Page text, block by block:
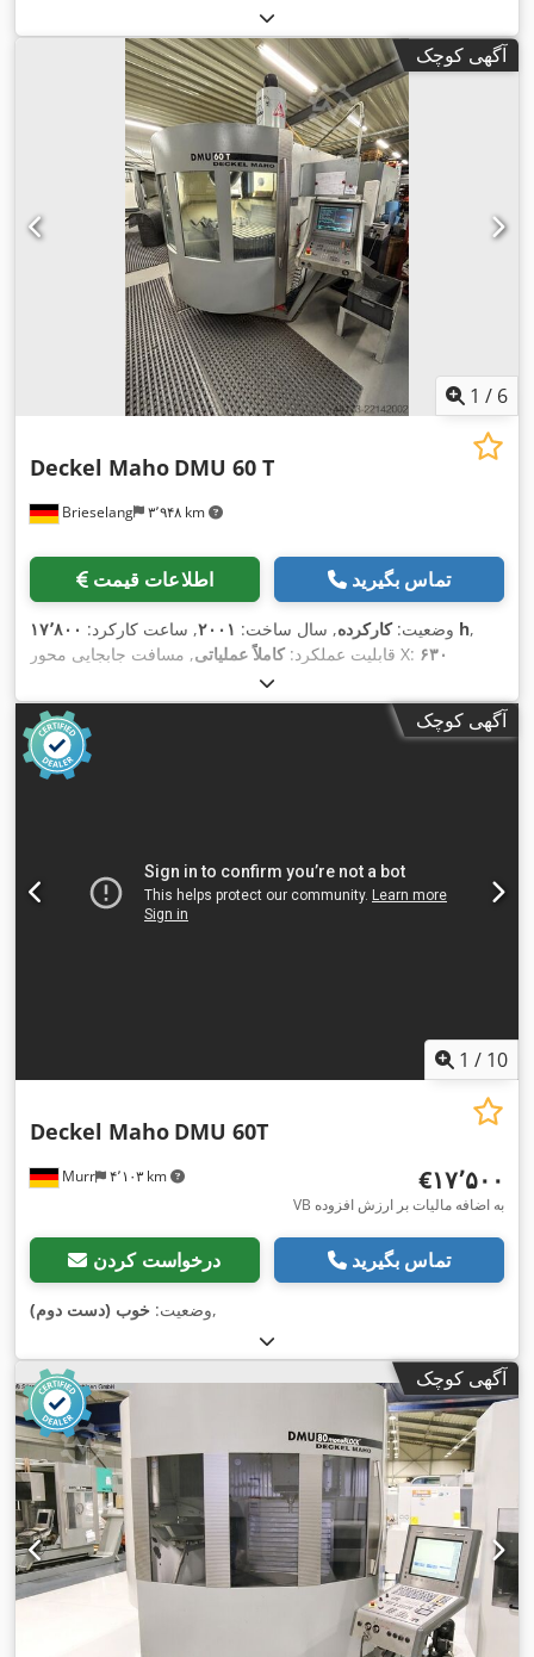
آگهی کوچک
1 / 6
Brieselang ۳٬۹۴۸ km
Deckel Maho DMU 60 T
اطلاعات قیمت تماس بگیرید
وضعیت:کارکرده, سال ساخت: ۲۰۰۱, ساعت کارکرد: ۱۷٬۸۰۰ h,
قابلیت عملکرد:کاملاً عملیاتی , مسافت جابجایی محور X: ۶۳۰
, مسافت حرکت محور Y:
محور Z:
۵۶۰ میلی‌متر, تولیدکننده کنترلر:Heidenhain
, مدل کنترلر:
TNC 430
, عرض میز:
۱۲٬۰۰۰ دور/
آگهی کوچک
1 / 10
Murr ۴٬۱۰۳ km
Deckel Maho DMU 60T
‎€۱۷٬۵۰۰
VB به اضافه مالیات بر ارزش افزوده
درخواست کردن تماس بگیرید
وضعیت: خوب (دست دوم) ,
آگهی کوچک